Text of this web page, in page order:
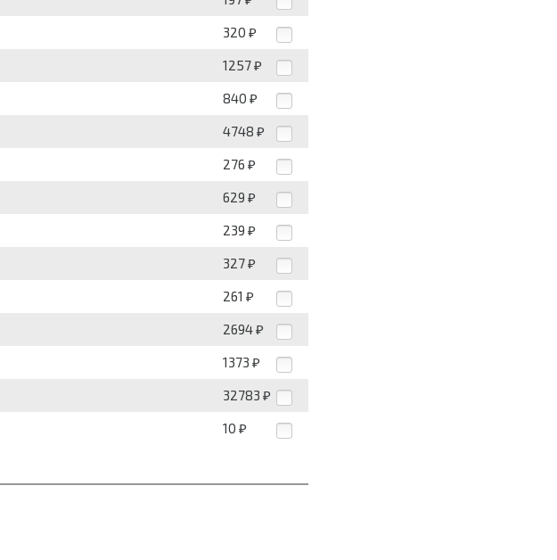
320 ₽
1257 ₽
840 ₽
4748 ₽
276 ₽
629 ₽
239 ₽
327 ₽
261 ₽
2694 ₽
1373 ₽
32783 ₽
10 ₽